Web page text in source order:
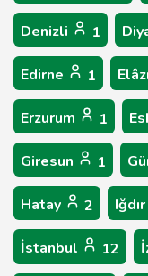
Denizli 1
Edirne 1
Erzurum 1
Giresun 1
Hatay 2 Iğdır
İstanbul 12